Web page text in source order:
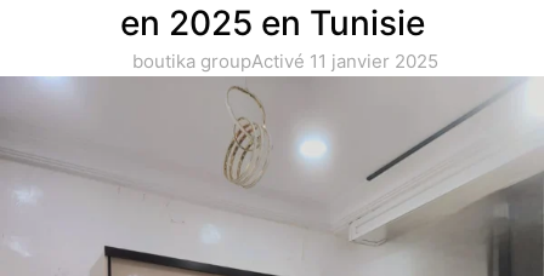
en 2025 en Tunisie
boutika groupActivé 11 janvier 2025